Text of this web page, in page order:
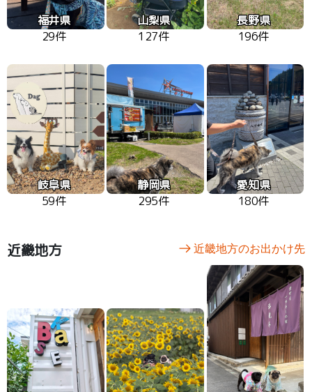
福井県
29件
山梨県
127件
長野県
196件
岐阜県
59件
静岡県
295件
愛知県
180件
近畿地方 近畿地方のお出かけ先